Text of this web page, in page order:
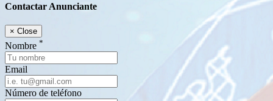
Contactar Anunciante
× Close
Nombre *
Email
Número de teléfono